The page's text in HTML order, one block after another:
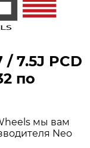
/ 7.5J PCD
по
мы вам
Neo